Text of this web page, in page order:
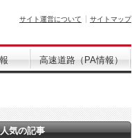
サイト運営について サイトマップ
高速道路（PA情報）
人気の記事